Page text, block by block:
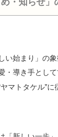
め・知らせ」
い始まり」の
・導き手とし
マトタケル”